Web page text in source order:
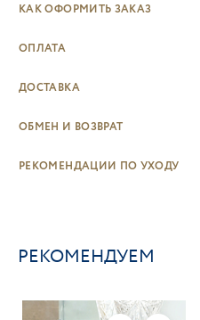
КАК ОФОРМИТЬ ЗАКАЗ
ОПЛАТА
ДОСТАВКА
ОБМЕН И ВОЗВРАТ
РЕКОМЕНДАЦИИ ПО УХОДУ
РЕКОМЕНДУЕМ